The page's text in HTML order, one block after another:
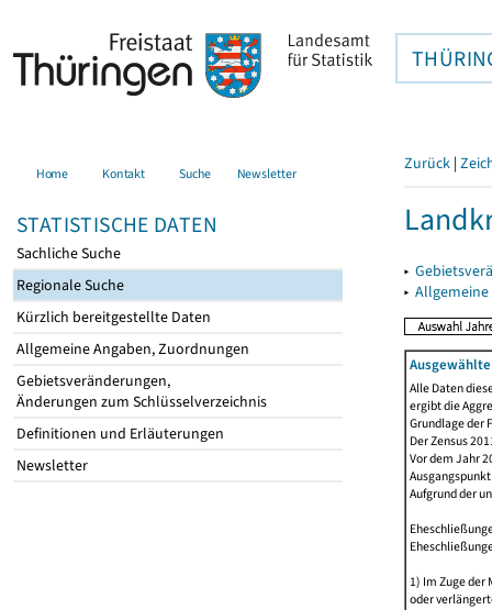
Home Kontakt Suche Newsletter
STATISTISCHE DATEN
Sachliche Suche
Regionale Suche
Kürzlich bereitgestellte Daten
Allgemeine Angaben, Zuordnungen
Gebietsveränderungen,
Änderungen zum Schlüsselverzeichnis
Definitionen und Erläuterungen
Newsletter
Zurück |
▸
▸
Alle Daten
ergibt die
Grundlage der
Der Zensus
Vor dem Jahr
Aufgrund der
1) Im Zuge
oder